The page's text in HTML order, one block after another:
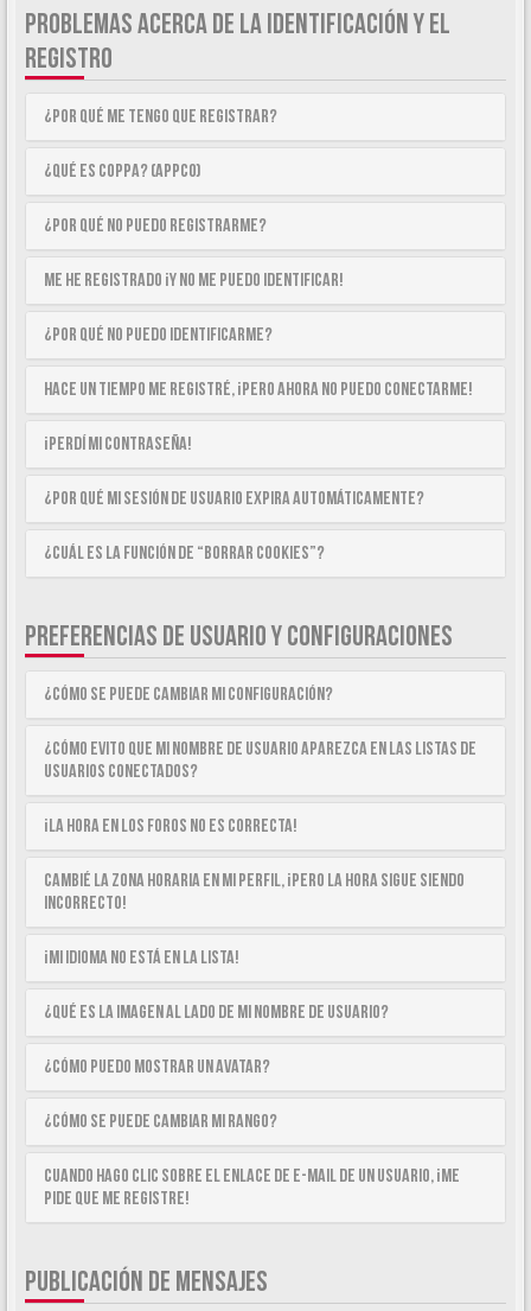
PROBLEMAS ACERCA DE LA IDENTIFICACIÓN Y EL
REGISTRO
¿Por qué me tengo que registrar?
¿Qué es COPPA? (APPCO)
¿Por qué no puedo registrarme?
Me he registrado ¡y no me puedo identificar!
¿Por qué no puedo identificarme?
Hace un tiempo me registré, ¡pero ahora no puedo conectarme!
¡Perdí mi contraseña!
¿Por qué mi sesión de usuario expira automáticamente?
¿Cuál es la función de “Borrar cookies”?
PREFERENCIAS DE USUARIO Y CONFIGURACIONES
¿Cómo se puede cambiar mi configuración?
¿Cómo evito que mi nombre de usuario aparezca en las listas de
usuarios conectados?
¡La hora en los foros no es correcta!
Cambié la zona horaria en mi perfil, ¡pero la hora sigue siendo
incorrecto!
¡Mi idioma no está en la lista!
¿Qué es la imagen al lado de mi nombre de usuario?
¿Cómo puedo mostrar un avatar?
¿Cómo se puede cambiar mi rango?
Cuando hago clic sobre el enlace de e-mail de un usuario, ¡me
pide que me registre!
PUBLICACIÓN DE MENSAJES